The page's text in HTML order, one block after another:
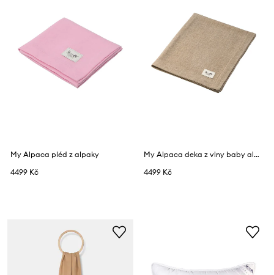
My Alpaca pléd z alpaky
4499 Kč
My Alpaca deka z vlny baby alpaka
4499 Kč